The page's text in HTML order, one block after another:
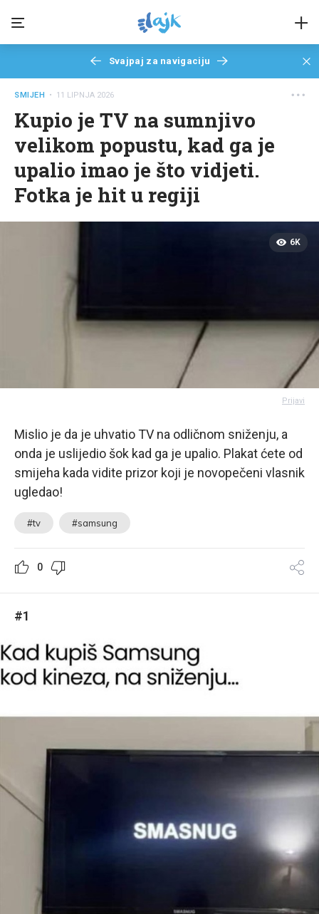
Svajpaj za navigaciju
SMIJEH • 11 LIPNJA 2026
Kupio je TV na sumnjivo
velikom popustu, kad ga je
upalio imao je što vidjeti.
Fotka je hit u regiji
6K
Prijavi
Mislio je da je uhvatio TV na odličnom sniženju, a
onda je uslijedio šok kad ga je upalio. Plakat ćete od
smijeha kada vidite prizor koji je novopečeni vlasnik
ugledao!
#tv #samsung
0
#1